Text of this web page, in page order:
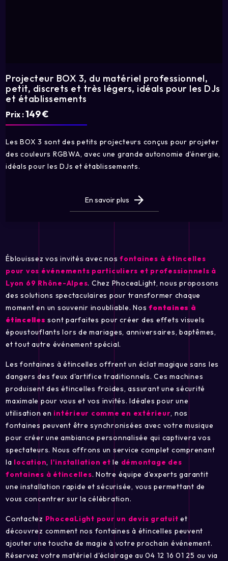
Projecteur BOX 3, du matériel professionnel,
petit, discrets et très légers, idéals pour les DJs
et établissements
Prix :149 €
Les BOX 3 sont des petits projecteurs conçus pour projeter
des couleurs RGBWA, avec une grande autonomie d'énergie,
idéals pour les DJs et établissements.
En savoir plus
Éblouissez vos invités avec nosfontaines à étincelles
pour vos événements particuliers et professionnels à
Lyon 69 Rhône-Alpes. Chez PhoceaLight, nous proposons
des solutions spectaculaires pour transformer chaque
moment en un souvenir inoubliable. Nosfontaines à
étincellessont parfaites pour créer des effets visuels
époustouflants lors de mariages, anniversaires, baptêmes,
et tout autre événement spécial.
Les fontaines à étincelles offrent un éclat magique sans les
dangers des feux d'artifice traditionnels. Ces machines
produisent des étincelles froides, assurant une sécurité
maximale pour vous et vos invités. Idéales pour une
utilisation en intérieur comme en extérieur, nos
fontaines peuvent être synchronisées avec votre musique
pour créer une ambiance personnalisée qui captivera vos
spectateurs. Nous offrons un service complet comprenant
la location, l'installation et le démontage des
fontaines à étincelles. Notre équipe d'experts garantit
une installation rapide et sécurisée, vous permettant de
vous concentrer sur la célébration.
Contactez PhoceaLight pour un devis gratuit et
découvrez comment nos fontaines à étincelles peuvent
ajouter une touche de magie à votre prochain événement.
Réservez votre matériel d'éclairage au 04 12 16 01 25 ou via